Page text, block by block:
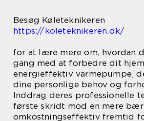
Besøg Køleteknikeren
https://koleteknikeren.dk/
for at lære mere om, hvordan
gang med at forbedre dit
energieffektiv varmepumpe,
dine personlige behov og
Inddrag deres professionelle
første skridt mod en mere
omkostningseffektiv fremtid